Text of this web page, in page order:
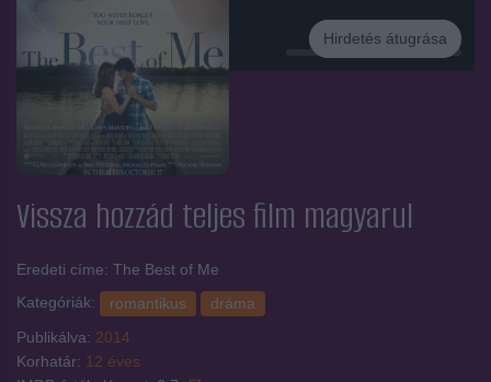
Hirdetés
Hirdetés átugrása
Vissza hozzád teljes film magyarul
Eredeti címe: The Best of Me
Kategóriák:
romantikus
dráma
Publikálva: 2014
Korhatár: 12 éves